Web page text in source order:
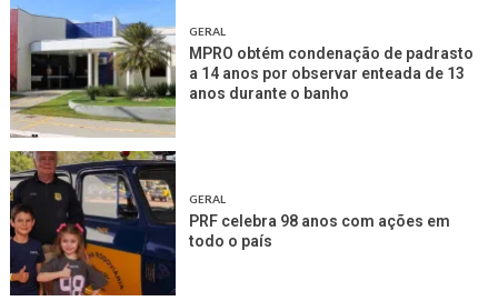
GERAL
MPRO obtém condenação de padrasto
a 14 anos por observar enteada de 13
anos durante o banho
GERAL
PRF celebra 98 anos com ações em
todo o país